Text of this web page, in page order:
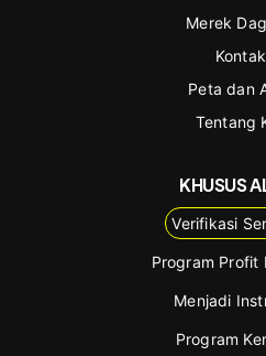
Merek
Kontak
Peta dan
Tentang
KHUSUS
Verifikasi
Program Profit
Menjadi
Program